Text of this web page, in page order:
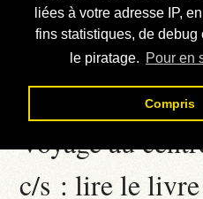
liées à votre adresse IP,
fins statistiques, de debug
le piratage. Pour en
Compris
Liens externes
Téléchargement
Contact
Voyage au
c/s : lire le